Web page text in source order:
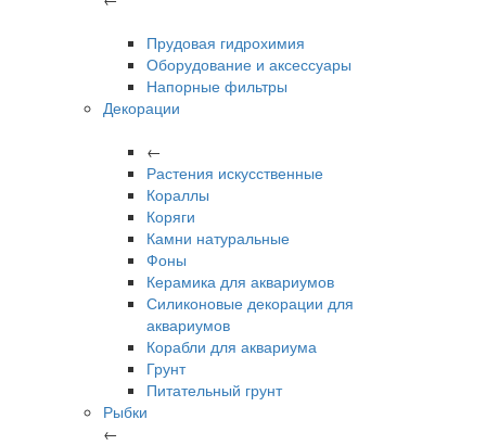
Прудовая гидрохимия
Оборудование и аксессуары
Напорные фильтры
Декорации
←
Растения искусственные
Кораллы
Коряги
Камни натуральные
Фоны
Керамика для аквариумов
Силиконовые декорации для
аквариумов
Корабли для аквариума
Грунт
Питательный грунт
Рыбки
←